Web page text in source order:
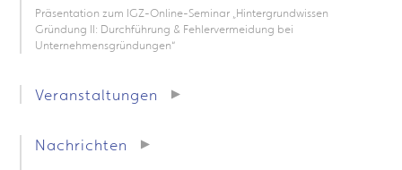
Präsentation zum IGZ-Online-Seminar „Hintergrundwissen
Gründung II: Durchführung & Fehlervermeidung bei
Unternehmensgründungen“
Veranstaltungen
Nachrichten